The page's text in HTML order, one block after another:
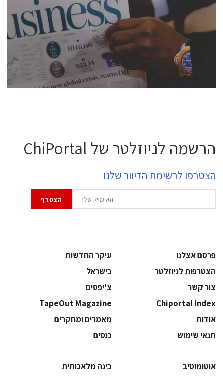
conference is intended for everyone involved in the
semiconductor industry, including engineers,
professional experts, and senior executives.
לחץ לפרטים
הרשמה לניוזלטר של ChiPortal
הצטרפו לרשימת הדיוור שלנו
פרסם אצלנו
עיקר החדשות
הצטרפות לניוזלטר
בישראל
צור קשר
צ'יפסים
Chiportal Index
TapeOut Magazine
אודות
מאמרים ומחקרים
תנאי שימוש
כנסים
אוטומוטיב
בינה מלאכותית